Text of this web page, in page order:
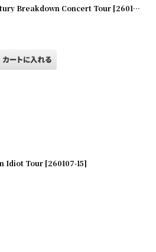
Breakdown Concert Tour [260107-18
Idiot Tour [260107-15]